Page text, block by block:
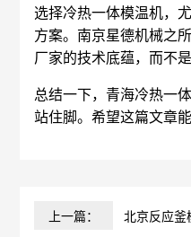
选择冷热一体模温机，
方案。南京星德机械之
厂家的技术底蕴，而不是
总结一下，青海冷热一
站住脚。希望这篇文章
上一篇： 北京反应釜